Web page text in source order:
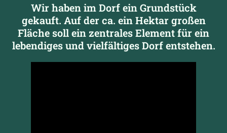
Wir haben im Dorf ein Grundstück
gekauft. Auf der ca. ein Hektar großen
Fläche soll ein zentrales Element für ein
lebendiges und vielfältiges Dorf entstehen.